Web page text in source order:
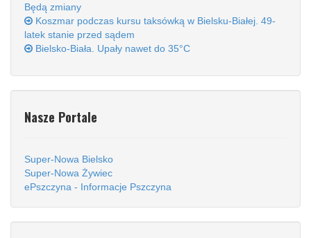
Będą zmiany
Koszmar podczas kursu taksówką w Bielsku-Białej. 49-
latek stanie przed sądem
Bielsko-Biała. Upały nawet do 35°C
Nasze Portale
Super-Nowa Bielsko
Super-Nowa Żywiec
ePszczyna - Informacje Pszczyna